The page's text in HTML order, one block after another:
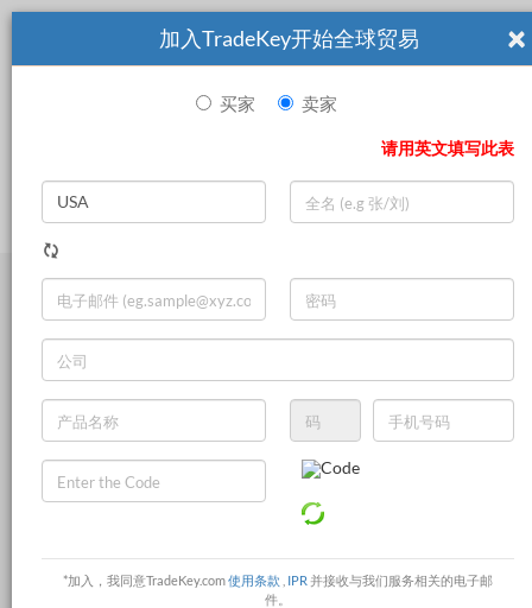
Search
Live Chat
×
加入TradeKey开始全球贸易
买家 卖家
请用英文填写此表
*加入，我同意TradeKey.com使用条款 IPR并接收与我们服务相关的电子邮
件。
Seasonings & Condiments
Other Food & Beverage
Seafood
Frozen Food